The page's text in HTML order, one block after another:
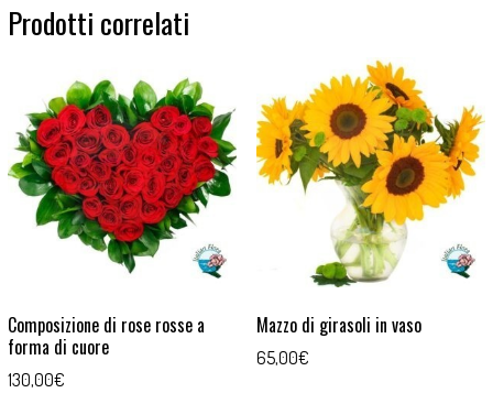
Prodotti correlati
Composizione di rose rosse a
forma di cuore
130,00€
Mazzo di girasoli in vaso
65,00€